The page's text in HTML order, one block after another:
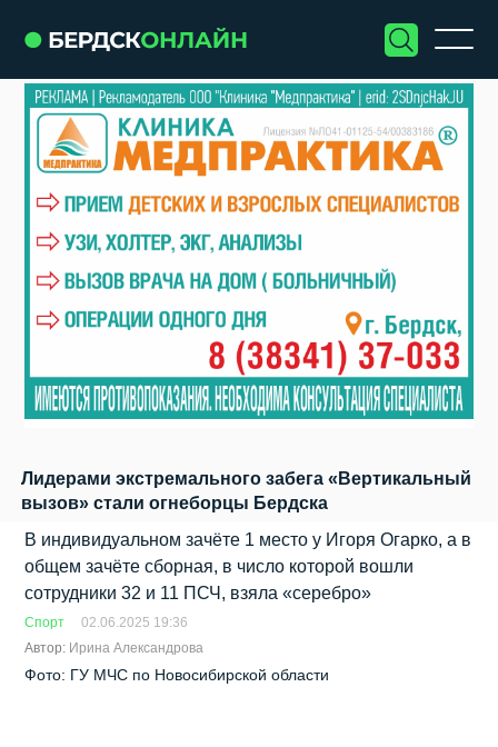
Лидерами экстремального забега «Вертикальный
вызов» стали огнеборцы Бердска
В индивидуальном зачёте 1 место у Игоря Огарко, а в
общем зачёте сборная, в число которой вошли
сотрудники 32 и 11 ПСЧ, взяла «серебро»
Спорт
02.06.2025 19:36
Автор: Ирина Александрова
Фото: ГУ МЧС по Новосибирской области